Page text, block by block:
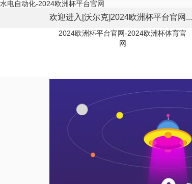
水电自动化-2024欧洲杯平台官网
欢迎进入[沃尔克]2024欧洲杯平台官网...
2024欧洲杯平台官网-2024欧洲杯体育官
网